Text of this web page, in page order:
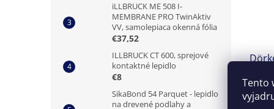
Tento
iLLBRUCK ME 508 I-
MEMBRANE PRO TwinAktiv
VV, samolepiaca okenná fólia
€37,52
ILLBRUCK CT 600, sprejové
kontaktné lepidlo
€8
SikaBond 54 Parquet - lepidlo
na drevené podlahy a